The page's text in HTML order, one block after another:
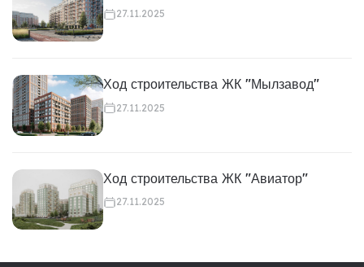
27.11.2025
Ход строительства ЖК "Мылзавод"
27.11.2025
Ход строительства ЖК "Авиатор"
27.11.2025